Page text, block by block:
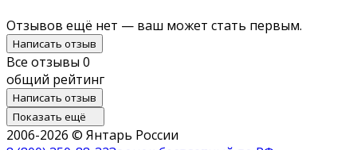
Отзывов ещё нет — ваш может стать первым.
Написать отзыв
Все отзывы 0
общий рейтинг
Написать отзыв
Показать ещё
2006-2026 © Янтарь России